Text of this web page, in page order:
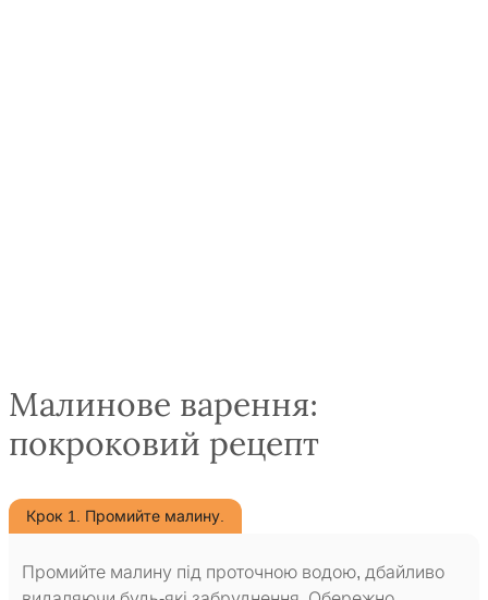
Малинове варення:
покроковий рецепт
Крок 1. Промийте малину.
Промийте малину під проточною водою, дбайливо